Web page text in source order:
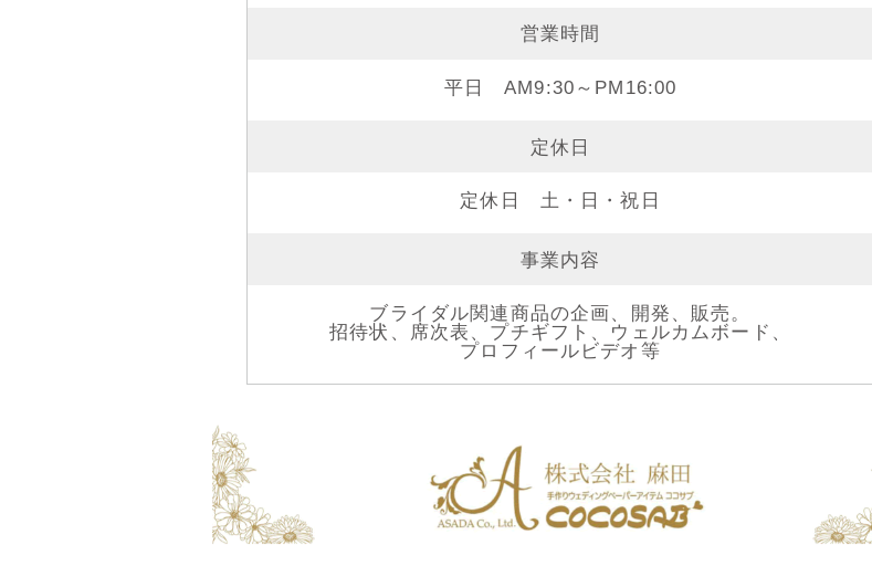
営業時間
平日 AM9:30～PM16:00
定休日
定休日 土・日・祝日
事業内容
ブライダル関連商品の企画、開発、販売。
招待状、席次表、プチギフト、ウェルカムボード、
プロフィールビデオ等